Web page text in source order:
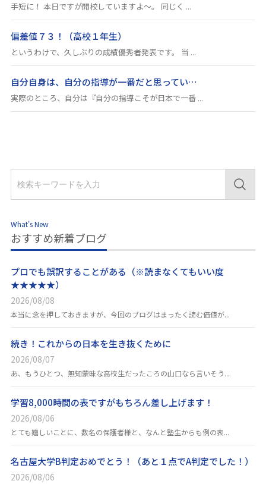
手短に！ 本日ですが開校していますよ～。 同じく ...
偏差値７３！（高校１年生）
というわけで、久しぶりの成績優秀者発表です。 当 ...
自分自身は、自分の指導が一番だと思ってい…
実際のところ、自分は『自分の指導こそが日本で一番 ...
What's New
おすすめ新着ブログ
プロでも誤訳することがある（※読まなくてもいい度
★★★★★）
2026/08/08
本当に念を押しておきますが、今回のブログはまったく読む価値が...
続き！これからの日本を生き抜くために
2026/08/07
あ、もうひとつ、無知蒙昧な高校生だったころの山口なら言いそう...
学習8,000時間の表ですがもちろん差し上げます！
2026/08/06
とても嬉しいことに、数名の保護者様と、なんと塾生からも例の表...
名古屋大学B判定おめでとう！（あと１点でA判定でした！）
2026/08/06